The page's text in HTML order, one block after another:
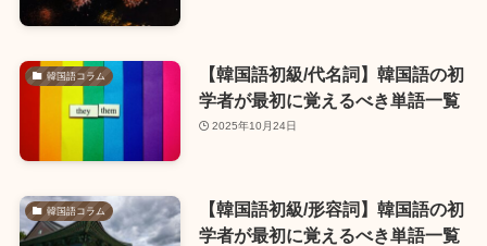
韓国語コラム
【韓国語初級/代名詞】韓国語の初
学者が最初に覚えるべき単語一覧
2025年10月24日
韓国語コラム
【韓国語初級/形容詞】韓国語の初
学者が最初に覚えるべき単語一覧